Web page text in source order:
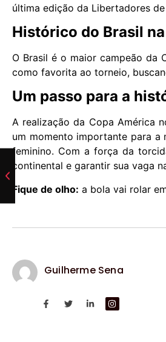
última edição da Libertadores de
Histórico do Brasil
O Brasil é o maior campeão da
como favorita ao torneio,
Um passo para a
A realização da Copa América
um momento importante para
feminino. Com a força da
continental e garantir sua vaga
Fique de olho: a bola vai rolar
Guilherme Sena